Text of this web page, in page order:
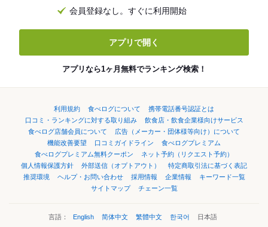
会員登録なし。すぐに利用開始
アプリで開く
アプリなら1ヶ月無料でランキング検索！
利用規約 食べログについて
携帯電話番号認証とは
口コミ・ランキングに対する取り組み
飲食店・飲食企業様向けサービス
食べログ店舗会員について
広告（メーカー・団体様等向け）について
機能改善要望
口コミガイドライン
食べログプレミアム
食べログプレミアム無料クーポン
ネット予約（リクエスト予約）
個人情報保護方針
外部送信（オプトアウト）
特定商取引法に基づく表記
推奨環境
ヘルプ・お問い合わせ 採用情報 企業情報
キーワード一覧
サイトマップ
チェーン一覧
言語： English 简体中文 繁體中文 한국어 日本語